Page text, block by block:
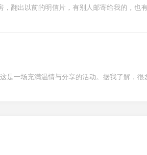
翻出以前的明信片，有别人邮寄给我的，也
是一场充满温情与分享的活动。据我了解，很